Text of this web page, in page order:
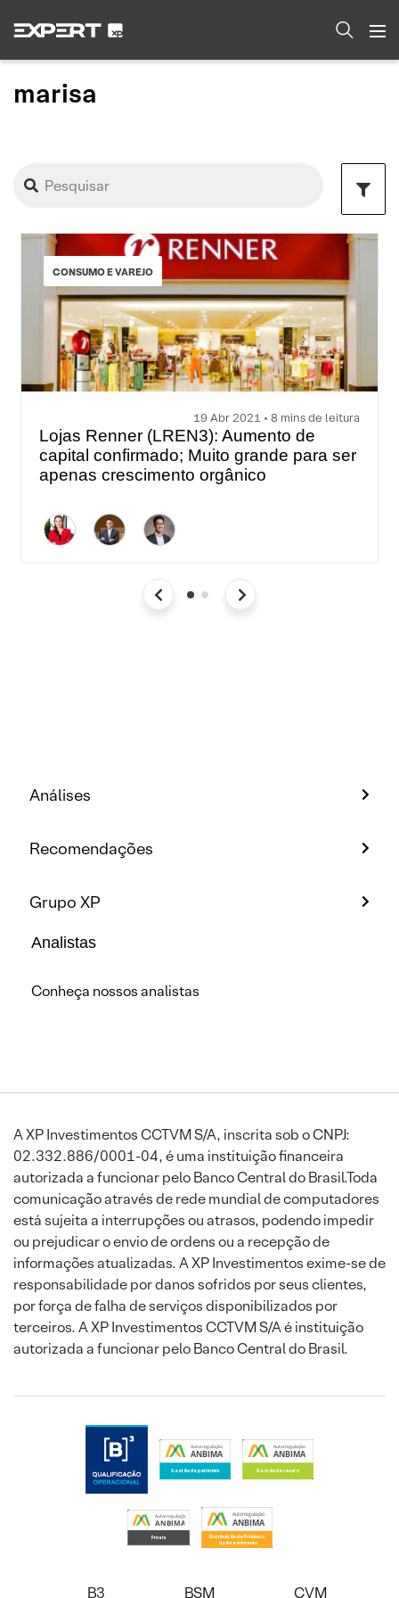
marisa
CONSUMO E VAREJO
19 Abr 2021 • 8 mins de leitura
Lojas Renner (LREN3): Aumento de
capital confirmado; Muito grande para ser
apenas crescimento orgânico
Análises
Recomendações
Grupo XP
Analistas
Conheça nossos analistas
A XP Investimentos CCTVM S/A, inscrita sob o CNPJ:
02.332.886/0001-04, é uma instituição financeira
autorizada a funcionar pelo Banco Central do Brasil.Toda
comunicação através de rede mundial de computadores
está sujeita a interrupções ou atrasos, podendo impedir
ou prejudicar o envio de ordens ou a recepção de
informações atualizadas. A XP Investimentos exime-se de
responsabilidade por danos sofridos por seus clientes,
por força de falha de serviços disponibilizados por
terceiros. A XP Investimentos CCTVM S/A é instituição
autorizada a funcionar pelo Banco Central do Brasil.
B3 BSM CVM